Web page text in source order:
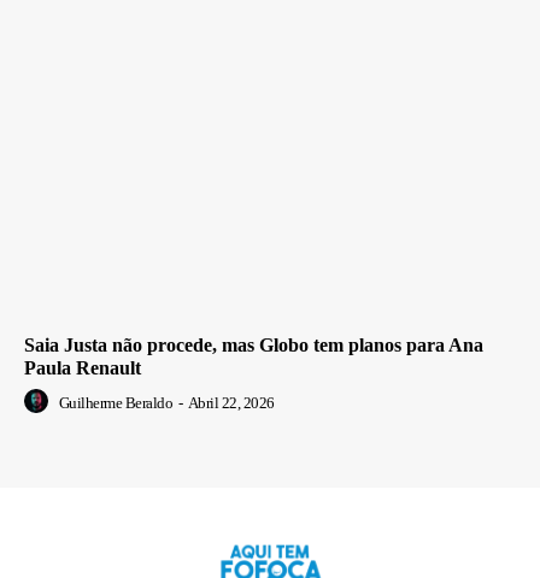
Saia Justa não procede, mas Globo tem planos para Ana
Paula Renault
Guilherme Beraldo - Abril 22, 2026